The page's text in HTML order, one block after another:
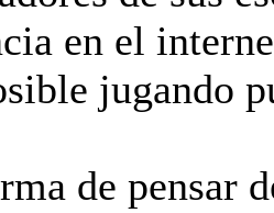
en el
jugando
de pensar